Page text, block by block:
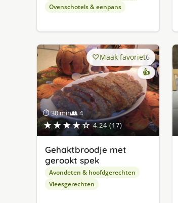
Ovenschotels & eenpans
⏱ 30 min👥 4
★★★★☆ 4.24 (17)
Maak favoriet6
👍
Gehaktbroodje met
gerookt spek
Avondeten & hoofdgerechten
Vleesgerechten